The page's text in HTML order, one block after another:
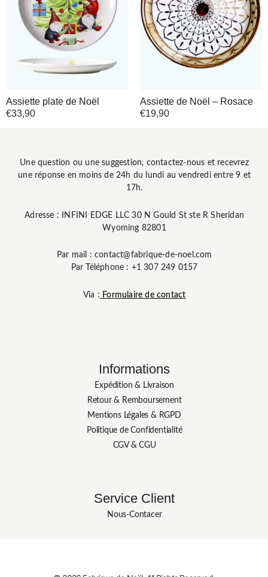
Assiette plate de Noël
€33,90
Assiette de Noël – Rosace
€19,90
Une question ou une suggestion, contactez-nous et recevrez
une réponse en moins de 24h du lundi au vendredi entre 9 et
17h.
Adresse : INFINI EDGE LLC 30 N Gould St ste R Sheridan
Wyoming 82801
Par mail : contact@fabrique-de-noel.com
Par Téléphone : +1 307 249 0157
Via : Formulaire de contact
Informations
Expédition & Livraison
Retour & Remboursement
Mentions Légales & RGPD
Politique de Confidentialité
CGV & CGU
Service Client
Nous-Contacer